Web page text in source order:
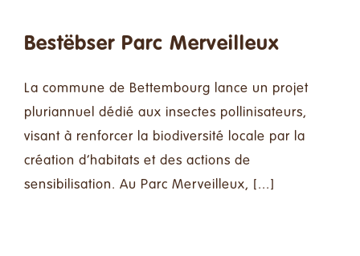
Bestëbser Parc Merveilleux
La commune de Bettembourg lance un projet
pluriannuel dédié aux insectes pollinisateurs,
visant à renforcer la biodiversité locale par la
création d’habitats et des actions de
sensibilisation. Au Parc Merveilleux, [...]